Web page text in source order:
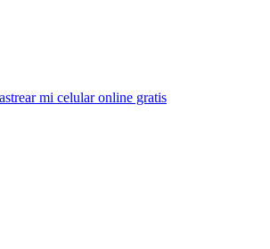
mi celular online gratis